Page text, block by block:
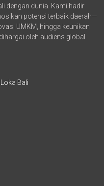
dengan dunia. Kami hadir
potensi terbaik daerah—
UMKM, hingga keunikan
oleh audiens global.
Bali